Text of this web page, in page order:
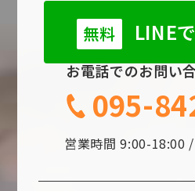
無料 LINE
お電話でのお問い
095-
営業時間 9:00-18:00